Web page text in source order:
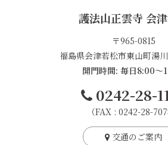
護法山正雲寺 会
〒965-0815
福島県会津若松市東山町湯
開門時間: 毎日8:00～
0242-28-
（FAX : 0242-28-
交通のご案内